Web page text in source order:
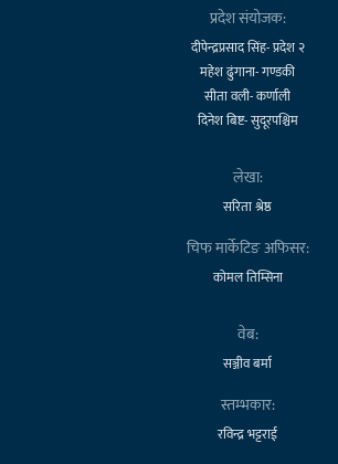
प्रदेश संयोजक:
दीपेन्द्रप्रसाद सिंह- प्रदेश २
महेश ढुंगाना- गण्डकी
सीता वली- कर्णाली
दिनेश बिष्ट- सुदूरपश्चिम
लेखा:
सरिता श्रेष्ठ
चिफ मार्केटिङ अफिसर:
कोमल तिम्सिना
वेब:
सञ्जीव बर्मा
स्तम्भकार:
रविन्द्र भट्टराई